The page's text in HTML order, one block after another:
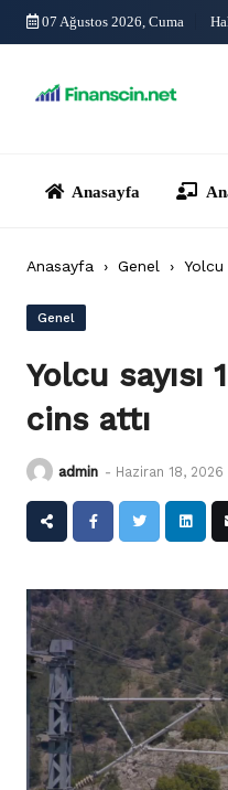
Skip
07 Ağustos 2026, Cuma
Anasayfa › Genel › Yolcu
Genel
Yolcu
cins attı
admin - Haziran 18, 2026